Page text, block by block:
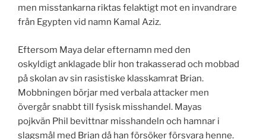
men misstankarna riktas felaktigt mot en invandrare
från Egypten vid namn Kamal Aziz.
Eftersom Maya delar efternamn med den
oskyldigt anklagade blir hon trakasserad och mobbad
på skolan av sin rasistiske klasskamrat Brian.
Mobbningen börjar med verbala attacker men
övergår snabbt till fysisk misshandel. Mayas
pojkvän Phil bevittnar misshandeln och hamnar i
slagsmål med Brian då han försöker försvara henne.